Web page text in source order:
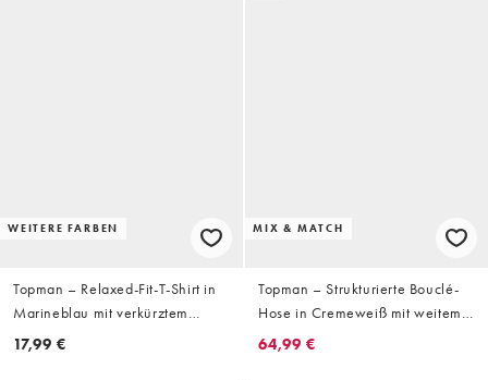
WEITERE FARBEN
Topman – Relaxed-Fit-T-Shirt in
Marineblau mit verkürztem
Schnitt
17,99 €
MIX & MATCH
Topman – Strukturierte Bouclé-
Hose in Cremeweiß mit weitem
Bein
64,99 €